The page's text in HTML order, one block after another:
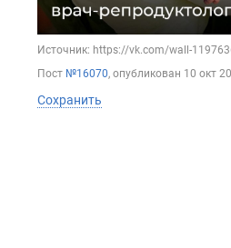
Источник: https://vk.com/wall-
Пост №16070, опубликован 10 окт
Сохранить